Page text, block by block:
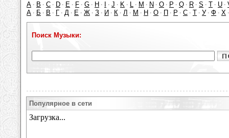
A · B · C · D · E · F · G · H · · J · K · L · M · N · O · P · Q · R · S · T · U ·
А · Б · В · Г · Д · Е · Ж · З · И · К · Л · М · Н · О · П · Р · С · Т · У · Ф · Х
Поиск Музыки:
Популярное в сети